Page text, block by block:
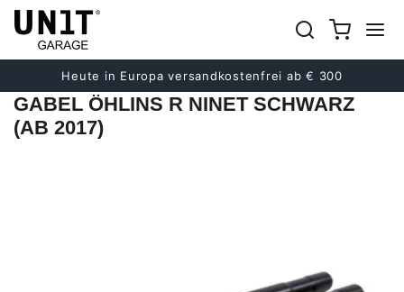
Heute in Europa versandkostenfrei ab € 300
früher
Nächster
GABEL ÖHLINS R NINET SCHWARZ
(AB 2017)